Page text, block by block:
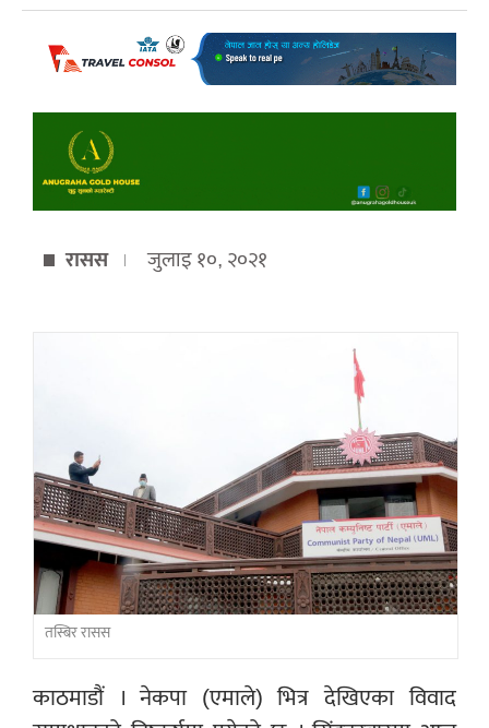
रासस जुलाइ १०, २०२१
तस्बिर रासस
काठमाडौं । नेकपा (एमाले) भित्र देखिएका विवाद